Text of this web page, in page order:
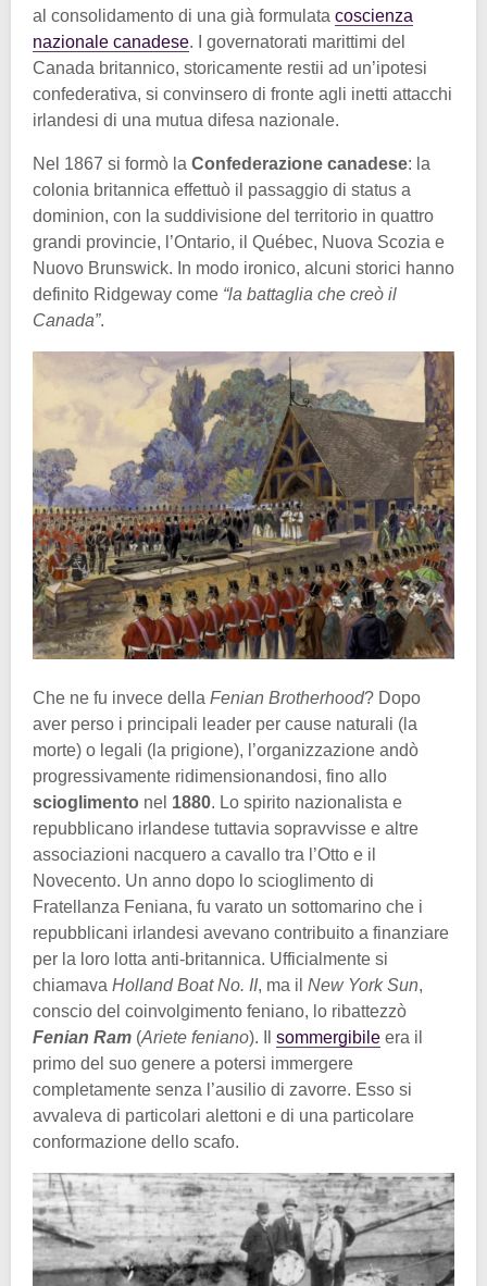
al consolidamento di una già formulata coscienza
nazionale canadese. I governatorati marittimi del
Canada britannico, storicamente restii ad un’ipotesi
confederativa, si convinsero di fronte agli inetti attacchi
irlandesi di una mutua difesa nazionale.
Nel 1867 si formò la Confederazione canadese: la
colonia britannica effettuò il passaggio di status a
dominion, con la suddivisione del territorio in quattro
grandi provincie, l’Ontario, il Québec, Nuova Scozia e
Nuovo Brunswick. In modo ironico, alcuni storici hanno
definito Ridgeway come “la battaglia che creò il
Canada”.
Che ne fu invece della Fenian Brotherhood? Dopo
aver perso i principali leader per cause naturali (la
morte) o legali (la prigione), l’organizzazione andò
progressivamente ridimensionandosi, fino allo
scioglimento nel 1880. Lo spirito nazionalista e
repubblicano irlandese tuttavia sopravvisse e altre
associazioni nacquero a cavallo tra l’Otto e il
Novecento. Un anno dopo lo scioglimento di
Fratellanza Feniana, fu varato un sottomarino che i
repubblicani irlandesi avevano contribuito a finanziare
per la loro lotta anti-britannica. Ufficialmente si
chiamava Holland Boat No. II, ma il New York Sun,
conscio del coinvolgimento feniano, lo ribattezzò
Fenian Ram (Ariete feniano). Il sommergibile era il
primo del suo genere a potersi immergere
completamente senza l’ausilio di zavorre. Esso si
avvaleva di particolari alettoni e di una particolare
conformazione dello scafo.